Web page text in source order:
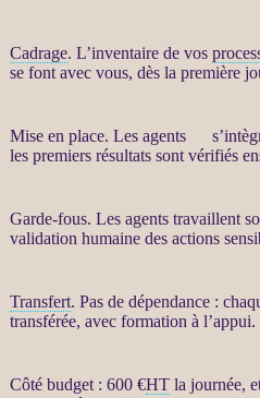
Cadrage. L’inventaire de vos
se font avec vous, dès la première
Mise en place. Les agents
les premiers résultats sont vérifiés
Garde-fous. Les agentstravaillent
validation humaine des actions
Transfert. Pas de dépendance :
transférée, avec formation à l’appui.
Côté budget : 600 €HTla journée,